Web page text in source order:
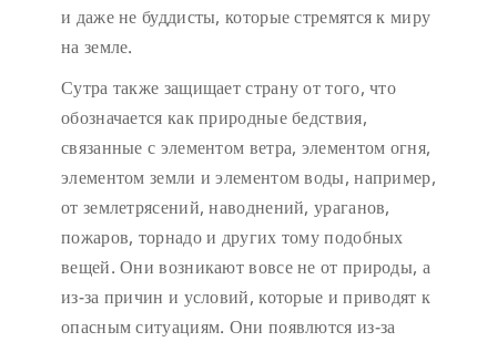
и даже не буддисты, которые стремятся к миру
на земле.
Сутра также защищает страну от того, что
обозначается как природные бедствия,
связанные с элементом ветра, элементом огня,
элементом земли и элементом воды, например,
от землетрясений, наводнений, ураганов,
пожаров, торнадо и других тому подобных
вещей. Они возникают вовсе не от природы, а
из-за причин и условий, которые и приводят к
опасным ситуациям. Они появлются из-за